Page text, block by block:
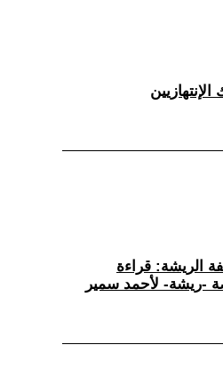
الريشة: قراءة
-ريشة- لأحمد سمير